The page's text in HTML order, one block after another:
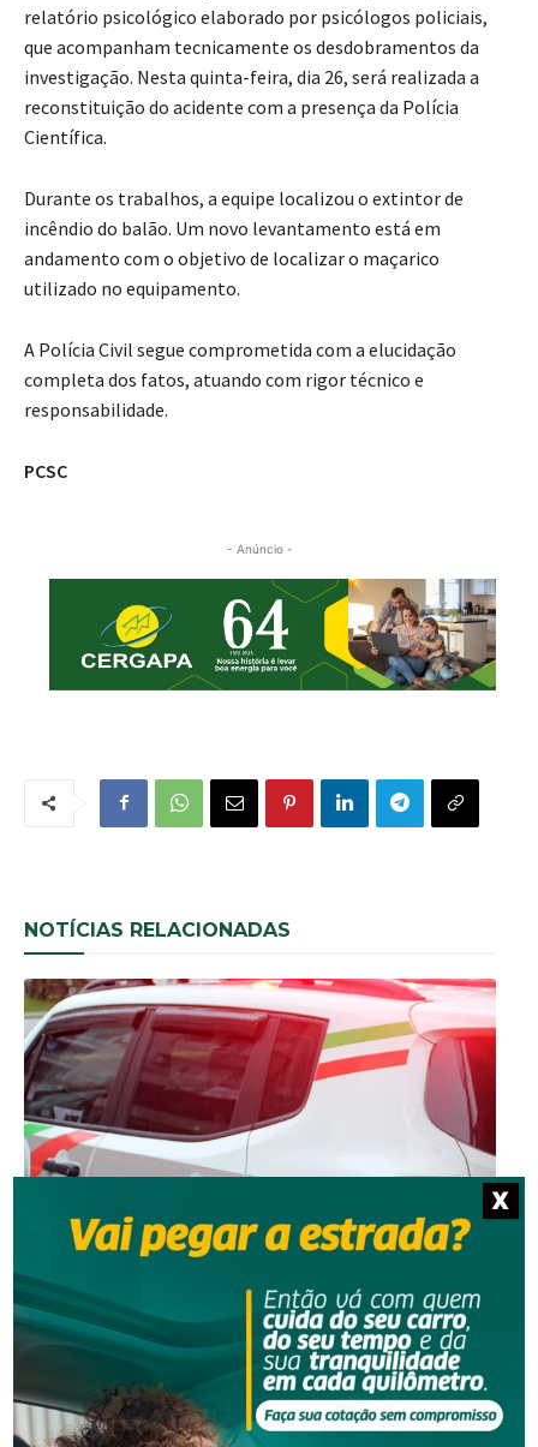
relatório psicológico elaborado por psicólogos policiais,
que acompanham tecnicamente os desdobramentos da
investigação. Nesta quinta-feira, dia 26, será realizada a
reconstituição do acidente com a presença da Polícia
Científica.
Durante os trabalhos, a equipe localizou o extintor de
incêndio do balão. Um novo levantamento está em
andamento com o objetivo de localizar o maçarico
utilizado no equipamento.
A Polícia Civil segue comprometida com a elucidação
completa dos fatos, atuando com rigor técnico e
responsabilidade.
PCSC
- Anúncio -
NOTÍCIAS RELACIONADAS
Mulher contrata casal para faxina e percebe sumiço
de R$ 1 mil em Orleans
X